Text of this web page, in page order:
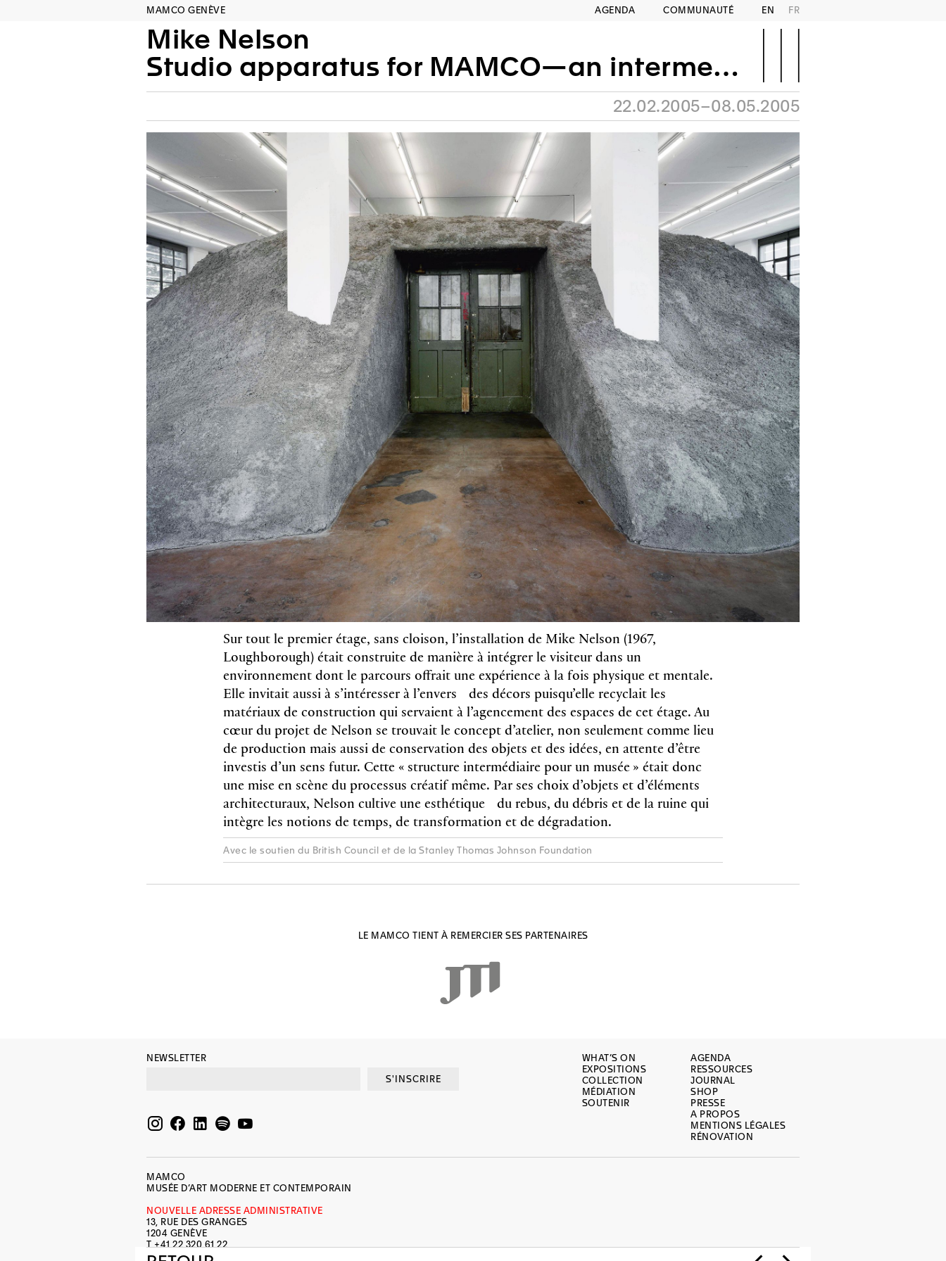
MAMCO GENÈVE AGENDA COMMUNAUTÉ EN FR
Mike Nelson
Studio apparatus for MAMCO—an intermediate structure for a museum: introduction; building transplant in three sections; towards a revisiting of futurobjectics (as voodoo shrine); mysterious island.* *See introduction or humpty dumpty
22.02.2005–08.05.2005
Sur tout le premier étage, sans cloison, l’installation de Mike Nelson (1967,
Loughborough) était construite de manière à intégrer le visiteur dans un
environnement dont le parcours offrait une expérience à la fois physique et mentale.
Elle invitait aussi à s’intéresser à l’envers des décors puisqu’elle recyclait les
matériaux de construction qui servaient à l’agencement des espaces de cet étage. Au
cœur du projet de Nelson se trouvait le concept d’atelier, non seulement comme lieu
de production mais aussi de conservation des objets et des idées, en attente d’être
investis d’un sens futur. Cette « structure intermédiaire pour un musée » était donc
une mise en scène du processus créatif même. Par ses choix d’objets et d’éléments
architecturaux, Nelson cultive une esthétique du rebus, du débris et de la ruine qui
intègre les notions de temps, de transformation et de dégradation.
Avec le soutien du British Council et de la Stanley Thomas Johnson Foundation
LE MAMCO TIENT À REMERCIER SES PARTENAIRES
NEWSLETTER
S'INSCRIRE
WHAT’S ON
EXPOSITIONS
COLLECTION
MÉDIATION
SOUTENIR
AGENDA
RESSOURCES
JOURNAL
SHOP
PRESSE
A PROPOS
MENTIONS LÉGALES
RÉNOVATION
MAMCO
MUSÉE D’ART MODERNE ET CONTEMPORAIN
NOUVELLE ADRESSE ADMINISTRATIVE
13, RUE DES GRANGES
1204 GENÈVE
T +41 22 320 61 22
INFO@MAMCO.CH